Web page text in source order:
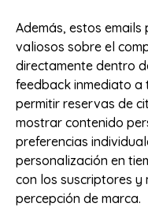
Además, estos
valiosos sobre el
directamente dentro
feedback inmediato a
permitir reservas de
mostrar contenido
preferencias
personalización en
con los suscriptores
percepción de marca.